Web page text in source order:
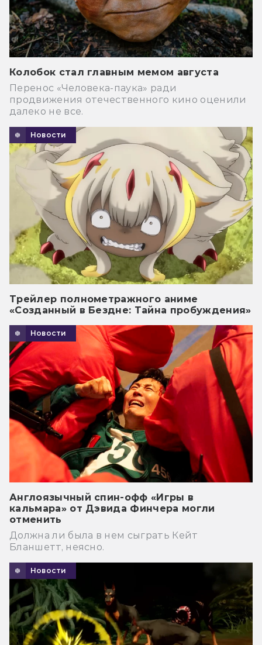
Колобок стал главным мемом августа
Перенос «Человека-паука» ради
продвижения отечественного кино оценили
далеко не все.
Новости
Трейлер полнометражного аниме
«Созданный в Бездне: Тайна пробуждения»
Новости
Англоязычный спин-офф «Игры в
кальмара» от Дэвида Финчера могли
отменить
Должна ли была в нем сыграть Кейт
Бланшетт, неясно.
Новости